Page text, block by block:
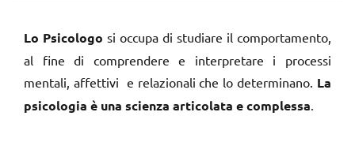
Lo Psicologo si occupa di studiare il comportamento,
al fine di comprendere e interpretare i processi
mentali, affettivi e relazionali che lo determinano. La
psicologia è una scienza articolata e complessa